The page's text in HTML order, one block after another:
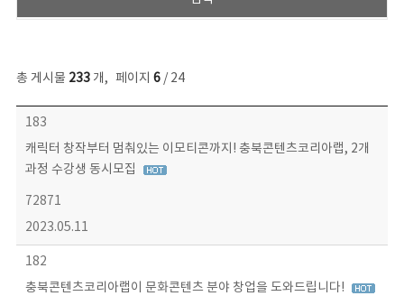
총 게시물 233개, 페이지 6/ 24
보도자료 목록 - 번호, 제목, 작성자, 파일, 조회수, 작성일 정보 제공
183
캐릭터 창작부터 멈춰있는 이모티콘까지! 충북콘텐츠코리아랩, 2개
과정 수강생 동시모집
72871
2023.05.11
182
충북콘텐츠코리아랩이 문화콘텐츠 분야 창업을 도와드립니다!